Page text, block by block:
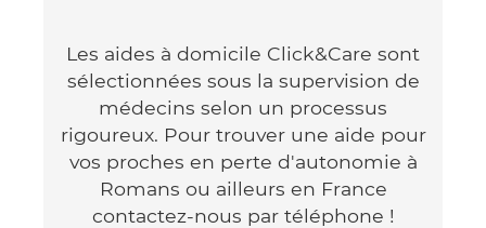
Les aides à domicile Click&Care sont
sélectionnées sous la supervision de
médecins selon un processus
rigoureux. Pour trouver une aide pour
vos proches en perte d'autonomie à
Romans ou ailleurs en France
contactez-nous par téléphone !